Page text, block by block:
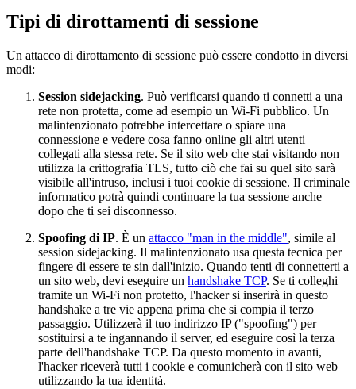
Tipi di dirottamenti di sessione
Un attacco di dirottamento di sessione può essere condotto in diversi
modi:
Session sidejacking. Può verificarsi quando ti connetti a una
rete non protetta, come ad esempio un Wi-Fi pubblico. Un
malintenzionato potrebbe intercettare o spiare una
connessione e vedere cosa fanno online gli altri utenti
collegati alla stessa rete. Se il sito web che stai visitando non
utilizza la crittografia TLS, tutto ciò che fai su quel sito sarà
visibile all'intruso, inclusi i tuoi cookie di sessione. Il criminale
informatico potrà quindi continuare la tua sessione anche
dopo che ti sei disconnesso.
Spoofing di IP. È un attacco "man in the middle", simile al
session sidejacking. Il malintenzionato usa questa tecnica per
fingere di essere te sin dall'inizio. Quando tenti di connetterti a
un sito web, devi eseguire un handshake TCP. Se ti colleghi
tramite un Wi-Fi non protetto, l'hacker si inserirà in questo
handshake a tre vie appena prima che si compia il terzo
passaggio. Utilizzerà il tuo indirizzo IP ("spoofing") per
sostituirsi a te ingannando il server, ed eseguire così la terza
parte dell'handshake TCP. Da questo momento in avanti,
l'hacker riceverà tutti i cookie e comunicherà con il sito web
utilizzando la tua identità.